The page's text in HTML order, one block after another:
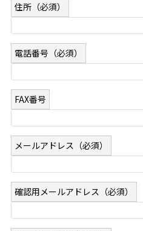
住所（必須）
電話番号 （必須）
FAX番号
メールアドレス （必須）
確認用メールアドレス （必須）